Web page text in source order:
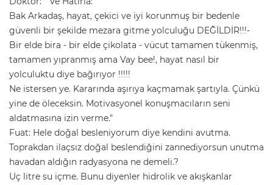
Bak Arkadaş, hayat, çekici ve iyi korunmuş bir bedenle
güvenli bir şekilde mezara gitme yolculuğu DEĞİLDİR!!!-
Bir elde bira - bir elde çikolata - vücut tamamen tükenmiş,
tamamen yıpranmış ama Vay bee!, hayat nasıl bir
yolculuktu diye bağırıyor !!!!!
Ne istersen ye. Kararında aşırıya kaçmamak şartıyla. Çünkü
yine de öleceksin. Motivasyonel konuşmacıların seni
aldatmasına izin verme."
Fuat: Hele doğal besleniyorum diye kendini avutma.
Toprakdan ilaçsız doğal beslendiğini zannediyorsun unutma
havadan aldığın radyasyona ne demeli.?
Uç litre su içme. Bunu diyenler hidrolik ve akışkanlar